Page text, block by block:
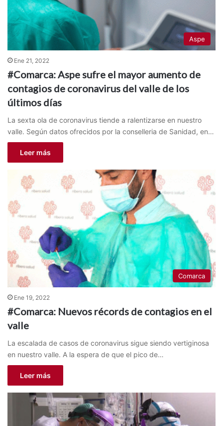
Aspe
Ene 21, 2022
#Comarca: Aspe sufre el mayor aumento de
contagios de coronavirus del valle de los
últimos días
La sexta ola de coronavirus tiende a ralentizarse en nuestro
valle. Según datos ofrecidos por la conselleria de Sanidad, en…
Leer más
Comarca
Ene 19, 2022
#Comarca: Nuevos récords de contagios en el
valle
La escalada de casos de coronavirus sigue siendo vertiginosa
en nuestro valle. A la espera de que el pico de…
Leer más